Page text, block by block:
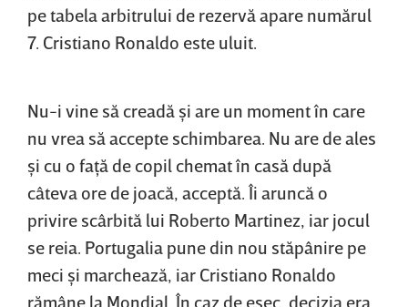
pe tabela arbitrului de rezervă apare numărul
7. Cristiano Ronaldo este uluit.
Nu-i vine să creadă şi are un moment în care
nu vrea să accepte schimbarea. Nu are de ales
şi cu o faţă de copil chemat în casă după
câteva ore de joacă, acceptă. Îi aruncă o
privire scârbită lui Roberto Martinez, iar jocul
se reia. Portugalia pune din nou stăpânire pe
meci şi marchează, iar Cristiano Ronaldo
rămâne la Mondial. În caz de eşec, decizia era